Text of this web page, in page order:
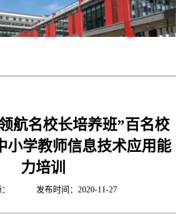
航名校长培养班”百名校
小学教师信息技术应用能
力培训
： 发布时间：2020-11-27